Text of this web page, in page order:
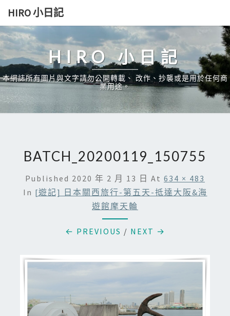
Skip
content
HIRO 小日記
HIRO 小日記
本網誌所有圖片與文字請勿公開轉載、 改作、抄襲或是用於任何商
業用途。
BATCH_20200119_150755
Published 2020 年 2 月 13 日 At 634 × 483
In [遊記] 日本關西旅行-第五天-抵達大阪&海
遊館摩天輪
← PREVIOUS / NEXT →